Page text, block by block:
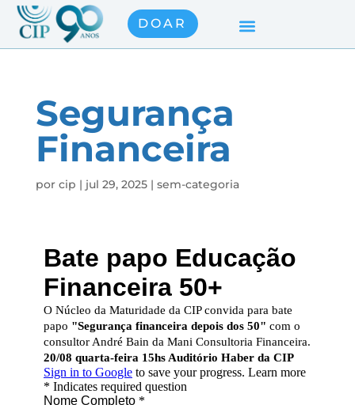
DOAR
Segurança
Financeira
por cip | jul 29, 2025| sem-categoria